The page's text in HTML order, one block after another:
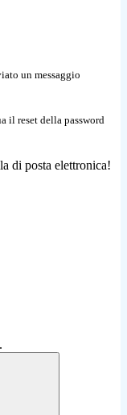
un messaggio
il reset della password
di posta elettronica!